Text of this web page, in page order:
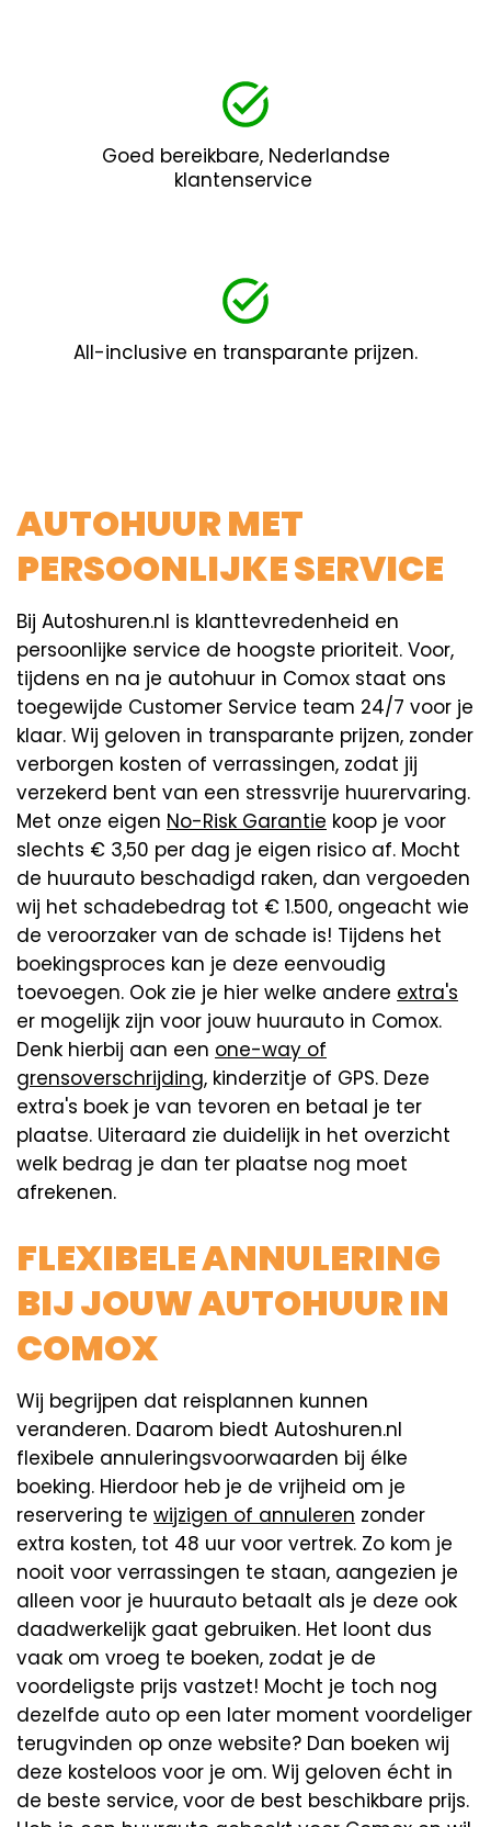
Goed bereikbare, Nederlandse
klantenservice
All-inclusive en transparante prijzen.
AUTOHUUR MET
PERSOONLIJKE SERVICE
Bij Autoshuren.nl is klanttevredenheid en
persoonlijke service de hoogste prioriteit. Voor,
tijdens en na je autohuur in Comox staat ons
toegewijde Customer Service team 24/7 voor je
klaar. Wij geloven in transparante prijzen, zonder
verborgen kosten of verrassingen, zodat jij
verzekerd bent van een stressvrije huurervaring.
Met onze eigen No-Risk Garantie koop je voor
slechts € 3,50 per dag je eigen risico af. Mocht
de huurauto beschadigd raken, dan vergoeden
wij het schadebedrag tot € 1.500, ongeacht wie
de veroorzaker van de schade is! Tijdens het
boekingsproces kan je deze eenvoudig
toevoegen. Ook zie je hier welke andere extra's
er mogelijk zijn voor jouw huurauto in Comox.
Denk hierbij aan een one-way of
grensoverschrijding, kinderzitje of GPS. Deze
extra's boek je van tevoren en betaal je ter
plaatse. Uiteraard zie duidelijk in het overzicht
welk bedrag je dan ter plaatse nog moet
afrekenen.
FLEXIBELE ANNULERING
BIJ JOUW AUTOHUUR IN
COMOX
Wij begrijpen dat reisplannen kunnen
veranderen. Daarom biedt Autoshuren.nl
flexibele annuleringsvoorwaarden bij élke
boeking. Hierdoor heb je de vrijheid om je
reservering te wijzigen of annuleren zonder
extra kosten, tot 48 uur voor vertrek. Zo kom je
nooit voor verrassingen te staan, aangezien je
alleen voor je huurauto betaalt als je deze ook
daadwerkelijk gaat gebruiken. Het loont dus
vaak om vroeg te boeken, zodat je de
voordeligste prijs vastzet! Mocht je toch nog
dezelfde auto op een later moment voordeliger
terugvinden op onze website? Dan boeken wij
deze kosteloos voor je om. Wij geloven écht in
de beste service, voor de best beschikbare prijs.